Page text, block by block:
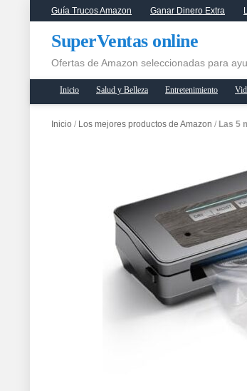
Guía Trucos Amazon Ganar Dinero Extra
SuperVentas online
Ofertas de Amazon seleccionadas para
Inicio Salud y Belleza Entretenimiento
Inicio / Los mejores productos de Amazon / Las 5